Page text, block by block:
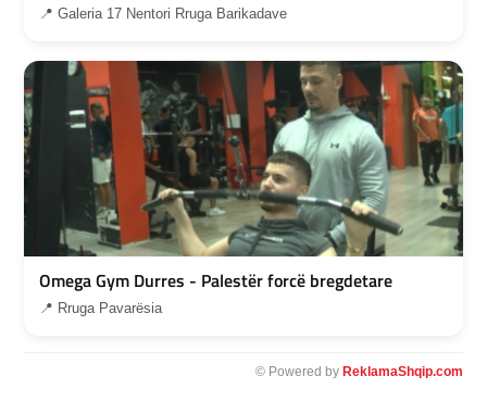
📍 Galeria 17 Nentori Rruga Barikadave
Omega Gym Durres - Palestër forcë bregdetare
📍 Rruga Pavarësia
© Powered by ReklamaShqip.com